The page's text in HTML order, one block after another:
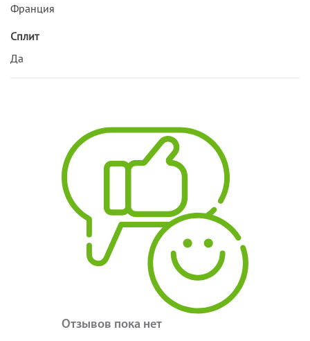
Франция
Сплит
Да
Отзывов пока нет